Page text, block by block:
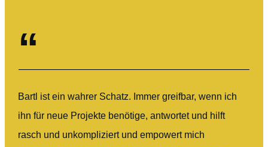
“
Bartl ist ein wahrer Schatz. Immer greifbar, wenn ich
ihn für neue Projekte benötige, antwortet und hilft
rasch und unkompliziert und empowert mich